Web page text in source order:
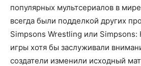
популярных мультсериалов в
всегда были подделкой других
Simpsons Wrestling или Simpsons:
игры хотя бы заслуживали
создатели изменили исходный